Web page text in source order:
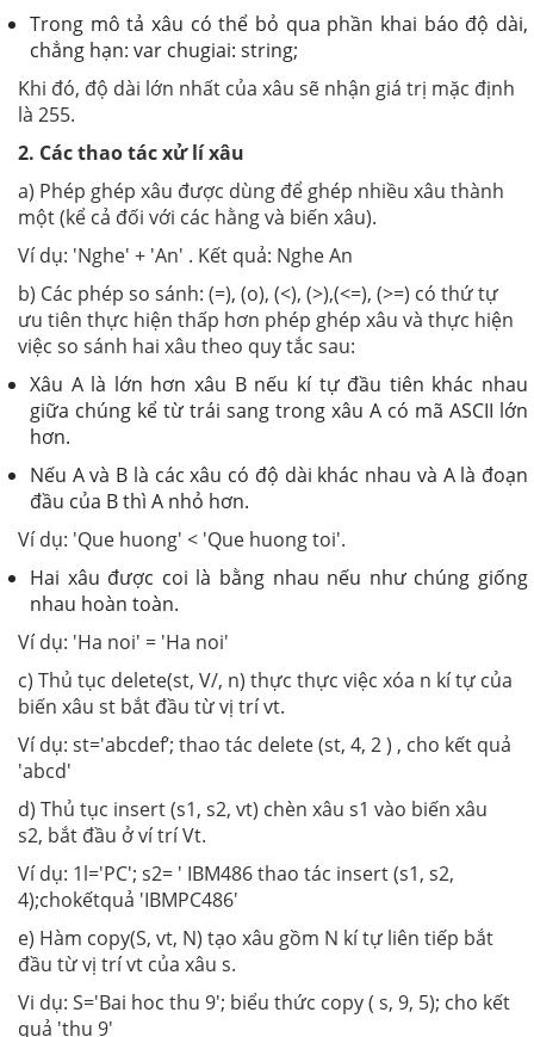
Trong mô tả xâu có thể bỏ qua phần khai báo độ dài,
chẳng hạn: var chugiai: string;
Khi đó, độ dài lớn nhất của xâu sẽ nhận giá trị mặc định
là 255.
2. Các thao tác xử lí xâu
a) Phép ghép xâu được dùng để ghép nhiều xâu thành
một (kể cả đối với các hằng và biến xâu).
Ví dụ: 'Nghe' + 'An' . Kết quả: Nghe An
b) Các phép so sánh: (=), (o), (<), (>),(<=), (>=) có thứ tự
ưu tiên thực hiện thấp hơn phép ghép xâu và thực hiện
việc so sánh hai xâu theo quy tắc sau:
Xâu A là lớn hơn xâu B nếu kí tự đầu tiên khác nhau
giữa chúng kể từ trái sang trong xâu A có mã ASCII lớn
hơn.
Nếu A và B là các xâu có độ dài khác nhau và A là đoạn
đầu của B thì A nhỏ hơn.
Ví dụ: 'Que huong' < 'Que huong toi'.
Hai xâu được coi là bằng nhau nếu như chúng giống
nhau hoàn toàn.
Ví dụ: 'Ha noi' = 'Ha noi'
c) Thủ tục delete(st, V/, n) thực thực việc xóa n kí tự của
biến xâu st bắt đầu từ vị trí vt.
Ví dụ: st='abcdef’; thao tác delete (st, 4, 2 ) , cho kết quả
'abcd'
d) Thủ tục insert (s1, s2, vt) chèn xâu s1 vào biến xâu
s2, bắt đầu ở ví trí Vt.
Ví dụ: 1l='PC'; s2= ' IBM486 thao tác insert (s1, s2,
4);chokếtquả 'IBMPC486'
e) Hàm copy(S, vt, N) tạo xâu gồm N kí tự liên tiếp bắt
đầu từ vị trí vt của xâu s.
Vi dụ: S='Bai hoc thu 9'; biểu thức copy ( s, 9, 5); cho kết
quả 'thu 9'